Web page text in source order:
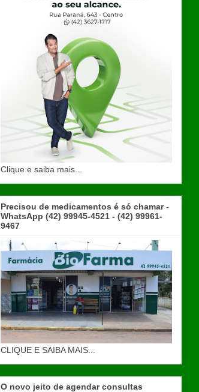
Clique e saiba mais...
Precisou de medicamentos é só chamar -
WhatsApp (42) 99945-4521 - (42) 99961-
9467
CLIQUE E SAIBA MAIS...
O novo jeito de agendar consultas